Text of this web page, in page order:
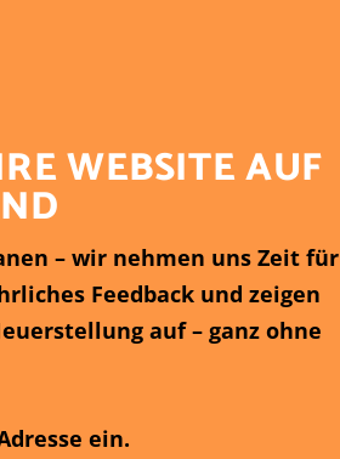
WEBSITE AUF
– wir nehmen uns Zeit für
Feedback und zeigen
auf – ganz ohne
ein.